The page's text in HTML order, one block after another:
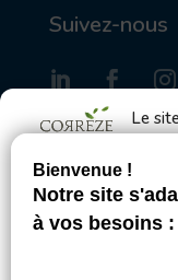
Le
Bienvenue ! Ce site
fréquentation du
et l’administration
votre expérience
Suivez-nous
S'inscrire à la